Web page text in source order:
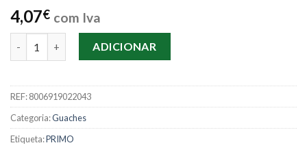
4,07€ com Iva
Quantidade de Guache Primo 1L - Amarelo
ADICIONAR
REF:8006919022043
Categoria:Guaches
Etiqueta:PRIMO